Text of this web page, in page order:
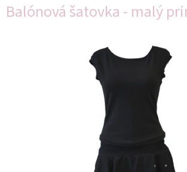
M
Balónová šatovka - malý